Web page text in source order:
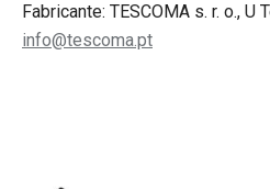
Fabricante: TESCOMA s. r. o.,
info@tescoma.pt